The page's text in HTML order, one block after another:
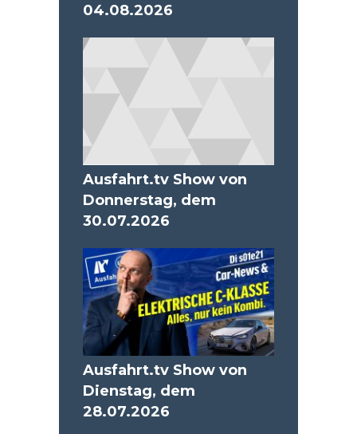
04.08.2026
Ausfahrt.tv Show von
Donnerstag, dem
30.07.2026
Ausfahrt.tv Show von
Dienstag, dem
28.07.2026